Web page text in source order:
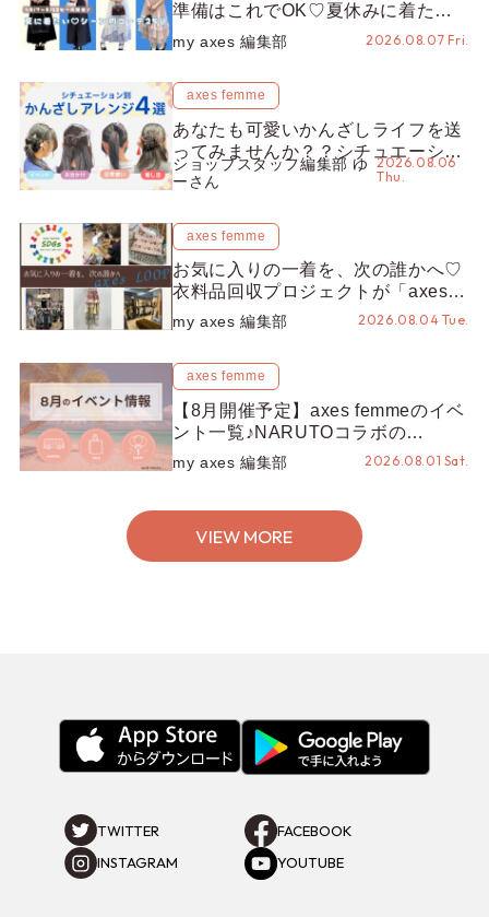
準備はこれでOK♡夏休みに着たい
コーデ25選をシーン別に徹底解説！
my axes 編集部 2026.08.07 Fri.
axes femme
あなたも可愛いかんざしライフを送
ってみませんか？？シチュエーショ
ン別“かんざし”のオススメ【ショッ
プスタッフ編集部】
ショップスタッフ編集部 ゆ
ーさん
2026.08.06
Thu.
axes femme
お気に入りの一着を、次の誰かへ♡
衣料品回収プロジェクトが「axes
LOOP」にアップデート！活用する
とポイントが手に入る◎
my axes 編集部 2026.08.04 Tue.
axes femme
【8月開催予定】axes femmeのイベ
ント一覧♪NARUTOコラボの
REZEN POPUPから、プチYour
Stage.、ティーパーティまで！8月
my axes 編集部 2026.08.01 Sat.
VIEW MORE
TWITTER
FACEBOOK
INSTAGRAM
YOUTUBE